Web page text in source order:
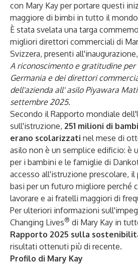
con Mary Kay per portare questi
maggiore di bimbi in tutto il
È stata svelata una targa
migliori direttori commerciali di
Svizzera, presenti
A riconoscimento e gratitudine per
Germania e dei direttori
dell'azienda all' asilo Piyawara
settembre 2025.
Secondo ilRapporto mondiale
sull'istruzione, 251 milioni di
erano scolarizzati nel mese di
asilo non è un semplice edificio: è
per i bambini e le famiglie di
accesso all'istruzione prescolare,
basi per un futuro migliore perché
lavorare e ai fratelli maggiori di
Per ulteriori informazioni
Changing Lives® di Mary Kay in
Rapporto 2025 sulla
risultati ottenuti più di recente.
Profilo di Mary Kay